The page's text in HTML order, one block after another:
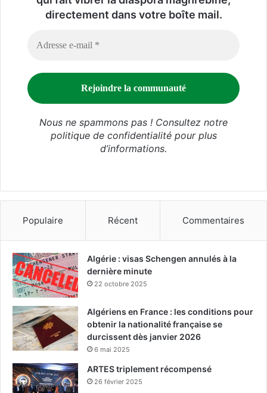
directement dans votre boîte mail.
Nous ne spammons pas ! Consultez notre
politique de confidentialitépour plus
d’informations.
Populaire Récent Commentaires
Algérie : visas Schengen annulés à la
dernière minute
22 octobre 2025
Algériens en France : les conditions pour
obtenir la nationalité française se
durcissent dès janvier 2026
6 mai 2025
ARTES triplement récompensé
26 février 2025